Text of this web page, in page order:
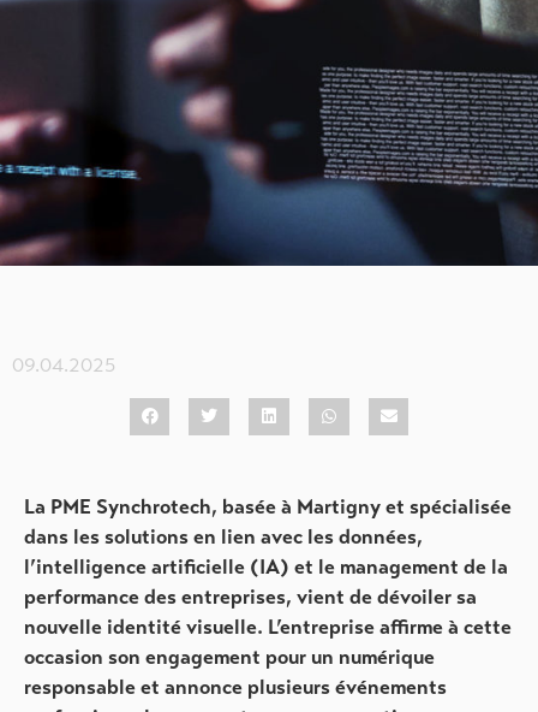
09.04.2025
La PME Synchrotech, basée à Martigny et spécialisée
dans les solutions en lien avec les données,
l’intelligence artificielle (IA) et le management de la
performance des entreprises, vient de dévoiler sa
nouvelle identité visuelle. L’entreprise affirme à cette
occasion son engagement pour un numérique
responsable et annonce plusieurs événements